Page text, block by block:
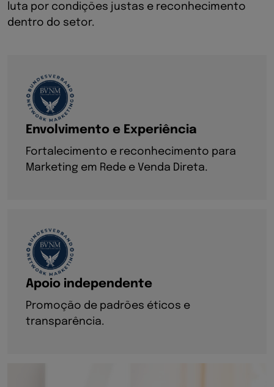
luta por condições justas e reconhecimento
dentro do setor.
Envolvimento e Experiência
Fortalecimento e reconhecimento para
Marketing em Rede e Venda Direta.
Apoio independente
Promoção de padrões éticos e
transparência.